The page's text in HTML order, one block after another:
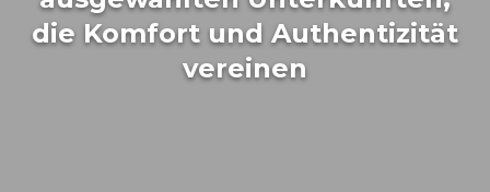
die Komfort und Authentizität
vereinen